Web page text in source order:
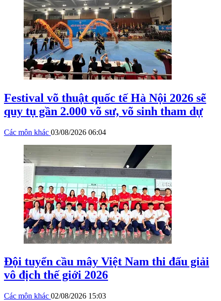
Festival võ thuật quốc tế Hà Nội 2026 sẽ
quy tụ gần 2.000 võ sư, võ sinh tham dự
Các môn khác 03/08/2026 06:04
Đội tuyển cầu mây Việt Nam thi đấu giải
vô địch thế giới 2026
Các môn khác 02/08/2026 15:03